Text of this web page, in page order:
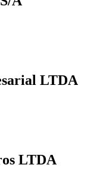
LTDA
LTDA